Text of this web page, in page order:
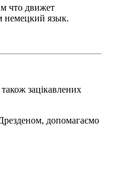
что движет
немецкий язык.
зацікавлених
допомагаємо